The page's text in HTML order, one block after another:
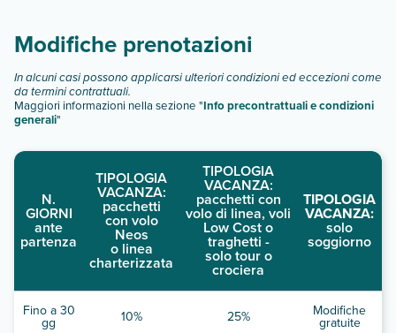
Modifiche prenotazioni
In alcuni casi possono applicarsi ulteriori condizioni ed eccezioni come
da termini contrattuali.
Maggiori informazioni nella sezione "Info precontrattuali e condizioni
generali"
N.
GIORNI
ante
partenza
TIPOLOGIA
VACANZA:
pacchetti
con volo
Neos
o linea
charterizzata
TIPOLOGIA
VACANZA:
pacchetti con
volo di linea, voli
Low Cost o
traghetti -
solo tour o
crociera
TIPOLOGIA
VACANZA:
solo
soggiorno
Fino a 30
gg 10% 25% Modifiche
gratuite